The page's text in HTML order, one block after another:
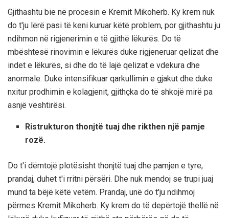
Gjithashtu bie në procesin e Kremit Mikoherb. Ky krem ​​nuk
do t'ju lërë pasi të keni kuruar këtë problem, por gjithashtu ju
ndihmon në rigjenerimin e të gjithë lëkurës. Do të
mbështesë rinovimin e lëkurës duke rigjeneruar qelizat dhe
indet e lëkurës, si dhe do të lajë qelizat e vdekura dhe
anormale. Duke intensifikuar qarkullimin e gjakut dhe duke
nxitur prodhimin e kolagjenit, gjithçka do të shkojë mirë pa
asnjë vështirësi.
Ristrukturon thonjtë tuaj dhe rikthen një pamje
rozë.
Do t'i dëmtojë plotësisht thonjtë tuaj dhe pamjen e tyre,
prandaj, duhet t'i rritni përsëri. Dhe nuk mendoj se trupi juaj
mund ta bëjë këtë vetëm. Prandaj, unë do t'ju ndihmoj
përmes Kremit Mikoherb. Ky krem ​​do të depërtojë thellë në